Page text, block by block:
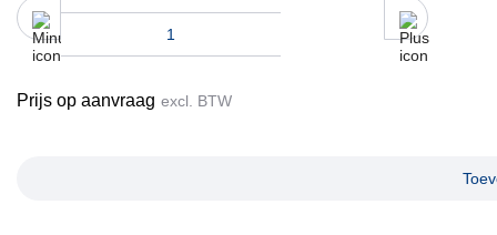
Prijs op aanvraag excl. BTW